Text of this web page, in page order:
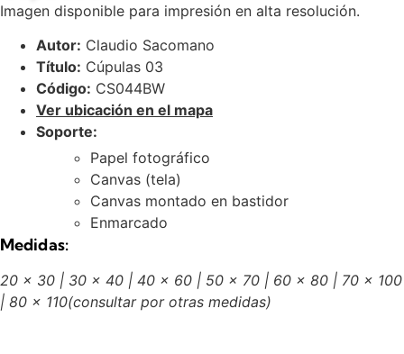
Imagen disponible para impresión en alta resolución.
Autor: Claudio Sacomano
Título: Cúpulas 03
Código: CS044BW
Ver ubicación en el mapa
Soporte:
Papel fotográfico
Canvas (tela)
Canvas montado en bastidor
Enmarcado
Medidas:
20 x 30 | 30 x 40 | 40 x 60 | 50 x 70 | 60 x 80 | 70 x 100
| 80 x 110(consultar por otras medidas)